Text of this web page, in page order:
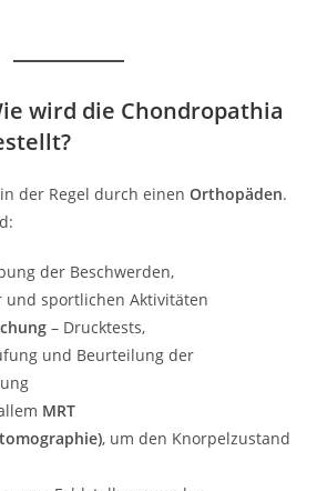
wird die Chondropathia
der Regel durch einenOrthopäden.
der Beschwerden,
und sportlichen Aktivitäten
– Drucktests,
und Beurteilung der
MRT
, um den Knorpelzustand